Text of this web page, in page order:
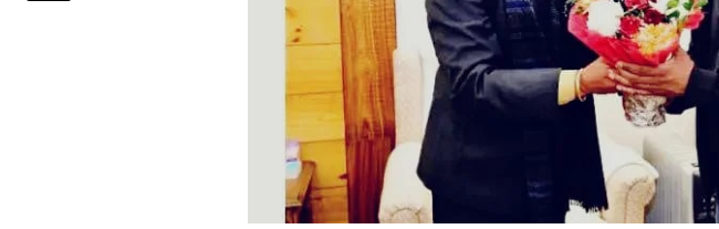
the subscribe button below. Don't worry, we respect your
won't spam your inbox. Your information is safe with us.
32,111
Followers